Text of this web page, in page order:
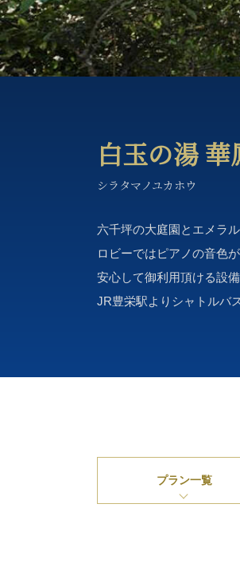
白玉の湯 華
シラタマノユカホウ
六千坪の大庭園とエメラ
ロビーではピアノの音色
安心して御利用頂ける設
JR豊栄駅よりシャトルバ
プラン一覧